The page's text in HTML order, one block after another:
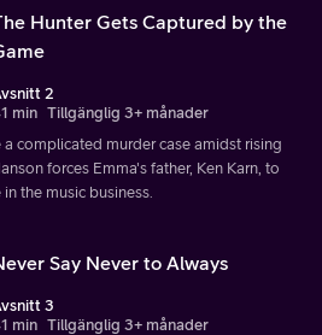
Hunter Gets Captured by the
2
min Tillgänglig 3+ månader
complicated murder case amidst rising
forces Emma's father, Ken Karn, to
the music business.
Say Never to Always
3
min Tillgänglig 3+ månader